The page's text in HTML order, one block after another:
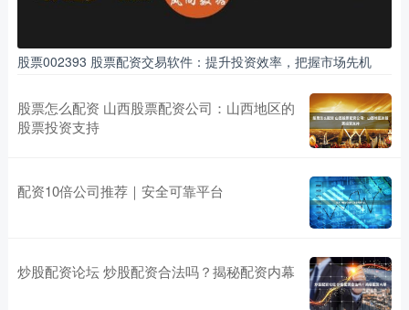
股票002393 股票配资交易软件：提升投资效率，把握市场先机
股票怎么配资 山西股票配资公司：山西地区的
股票投资支持
配资10倍公司推荐｜安全可靠平台
炒股配资论坛 炒股配资合法吗？揭秘配资内幕